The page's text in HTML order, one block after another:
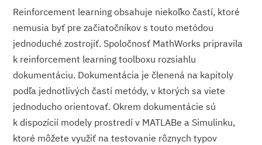
Reinforcement learning obsahuje niekoľko častí, ktoré
nemusia byť pre začiatočníkov s touto metódou
jednoduché zostrojiť. Spoločnosť MathWorks pripravila
k reinforcement learning toolboxu rozsiahlu
dokumentáciu. Dokumentácia je členená na kapitoly
podľa jednotlivých častí metódy, v ktorých sa viete
jednoducho orientovať. Okrem dokumentácie sú
k dispozícií modely prostredí v MATLABe a Simulinku,
ktoré môžete využiť na testovanie rôznych typov